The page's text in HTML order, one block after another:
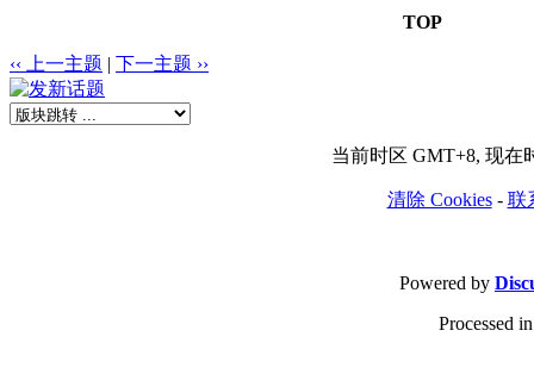
TOP
‹‹ 上一主题 | 下一主题 ››
当前时区 GMT+8, 现在
清除 Cookies- 联
Powered by
Processed